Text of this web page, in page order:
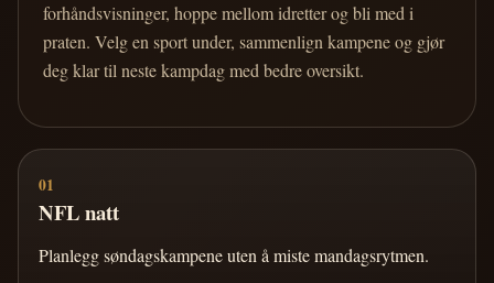
forhåndsvisninger, hoppe mellom idretter og bli med i
praten. Velg en sport under, sammenlign kampene og gjør
deg klar til neste kampdag med bedre oversikt.
01
NFL natt
Planlegg søndagskampene uten å miste mandagsrytmen.